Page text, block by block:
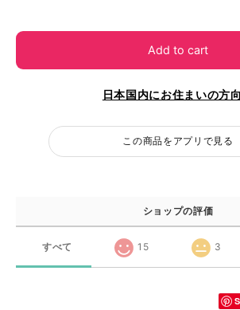
Add to cart
日本国内にお住まいの方
この商品をアプリで見る
ショップの評価
すべて 15 3